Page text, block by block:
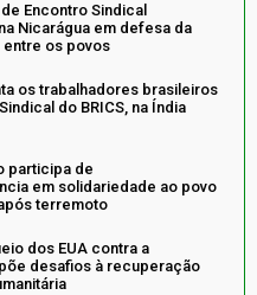
Encontro Sindical
Nicarágua em defesa da
os povos
os trabalhadores brasileiros
do BRICS, na Índia
participa de
em solidariedade ao povo
terremoto
dos EUA contra a
desafios à recuperação